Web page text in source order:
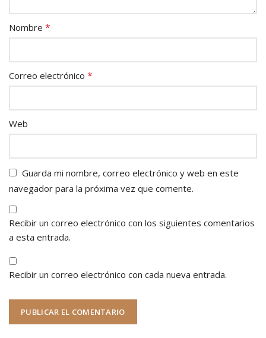
Nombre *
Correo electrónico *
Web
Guarda mi nombre, correo electrónico y web en este
navegador para la próxima vez que comente.
Recibir un correo electrónico con los siguientes comentarios
a esta entrada.
Recibir un correo electrónico con cada nueva entrada.